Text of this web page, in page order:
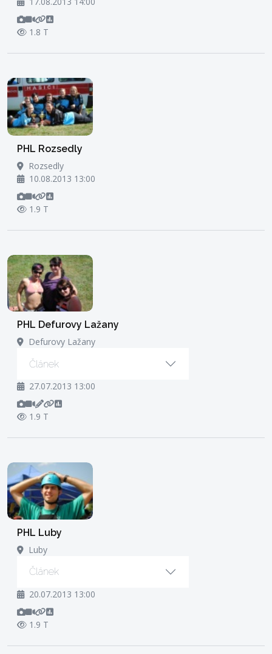
1.8 T
PHL Rozsedly
Rozsedly
10.08.2013 13:00
1.9 T
PHL Defurovy Lažany
Defurovy Lažany
Článek
27.07.2013 13:00
1.9 T
PHL Luby
Luby
Článek
20.07.2013 13:00
1.9 T